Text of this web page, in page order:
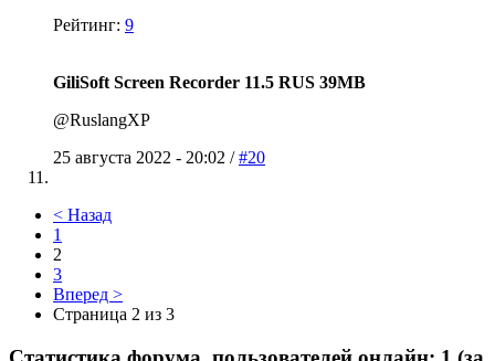
Рейтинг: 9
GiliSoft Screen Recorder 11.5 RUS 39MB
@RuslangXP
25 августа 2022 - 20:02 /#20
< Назад
1
2
3
Вперед >
Страница 2 из 3